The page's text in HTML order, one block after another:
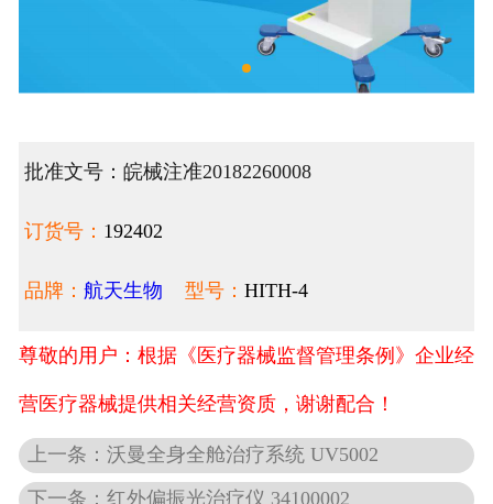
批准文号：皖械注准20182260008
订货号： 192402
品牌： 航天生物 型号： HITH-4
尊敬的用户：根据《医疗器械监督管理条例》企业经
营医疗器械提供相关经营资质，谢谢配合！
上一条：沃曼全身全舱治疗系统 UV5002
下一条：红外偏振光治疗仪 34100002